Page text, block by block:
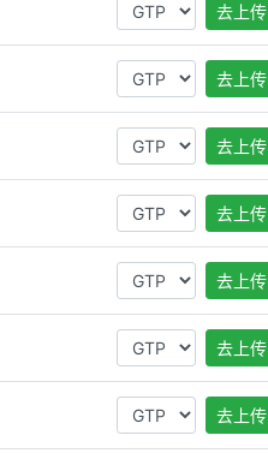
去上传
去上传
去上传
去上传
去上传
去上传
去上传